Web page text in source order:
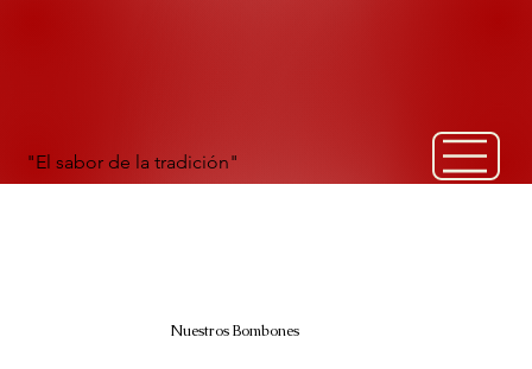
"El sabor de la tradición"
Nuestros Bombones